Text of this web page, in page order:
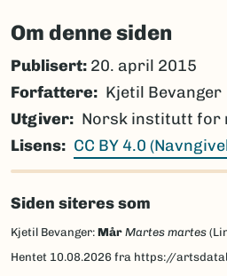
Om denne siden
Publisert: 20. april 2015
Forfattere
Kjetil Bevanger
Utgiver
Norsk institutt for
Lisens
CC BY 4.0
Siden siteres som
Kjetil Bevanger: Mår Martes martes
Hentet 10.08.2026 fra https://